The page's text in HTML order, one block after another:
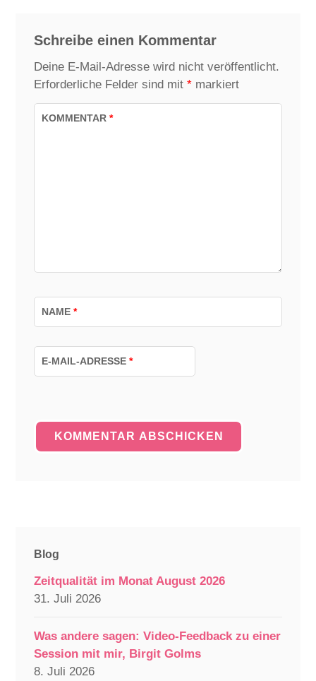
Schreibe einen Kommentar
Deine E-Mail-Adresse wird nicht veröffentlicht.
Erforderliche Felder sind mit *markiert
KOMMENTAR*
NAME*
E-MAIL-ADRESSE*
Blog
Zeitqualität im Monat August 2026
31. Juli 2026
Was andere sagen: Video-Feedback zu einer
Session mit mir, Birgit Golms
8. Juli 2026